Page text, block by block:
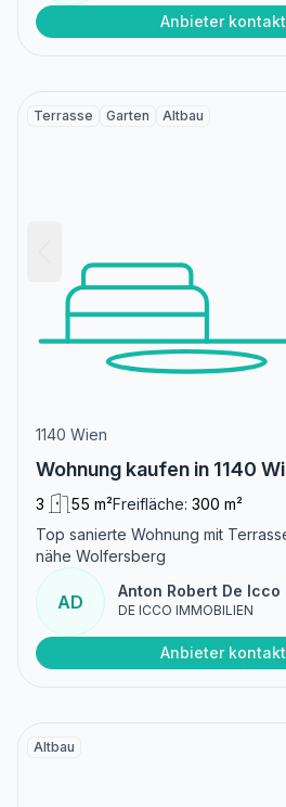
Anbieter
Terrasse Garten Altbau
1140 Wien
Wohnung kaufen in 1140
3 55 m²Freifläche: 300 m²
Top sanierte Wohnung mit
nähe Wolfersberg
AD
Anton Robert De Icco
DE ICCO IMMOBILIEN
Anbieter
Altbau